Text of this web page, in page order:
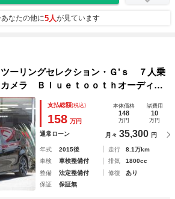
なたの他に5人が見ています
ーリングセレクション・Ｇ’ｓ ７人乗
メラ Ｂｌｕｅｔｏｏｔｈオーディオ
ヘッドライト
支払総額(税込)
158 万円
本体価格
148
万円
諸費用
10
万円
通常ローン 月々 35,300 円
年式 2015後 走行
8.1万km
車検
車検整備付 排気
1800cc
整備
法定整備付 修復
あり
保証
保証無